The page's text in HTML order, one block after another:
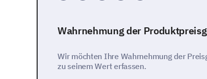
Wahrnehmung der
Wir möchten Ihre Wahrnehmung der
zu seinem Wert erfassen.